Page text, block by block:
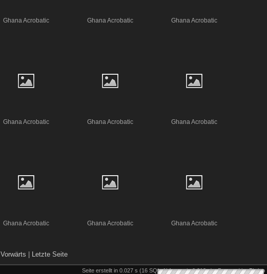
Ghana Acrobatic Ghana Acrobatic Ghana Acrobatic
Ghana Acrobatic Ghana Acrobatic Ghana Acrobatic
Ghana Acrobatic Ghana Acrobatic Ghana Acrobatic
Vorwärts Letzte Seite
Seite erstellt in 0.027 s (16 SQL-Abfragen in 0.012 s) - Powered byPiwigo